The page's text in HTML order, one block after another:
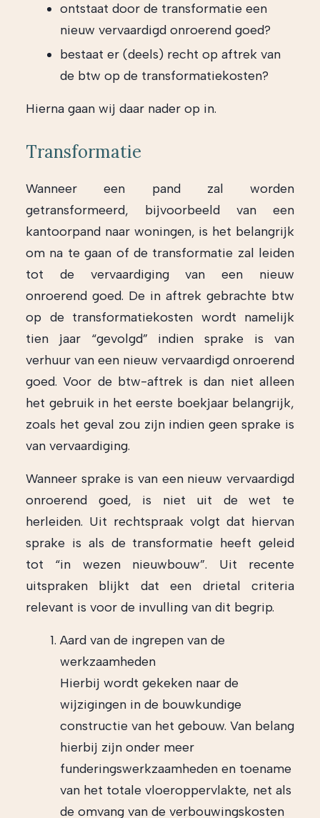
ontstaat door de transformatie een
nieuw vervaardigd onroerend goed?
bestaat er (deels) recht op aftrek van
de btw op de transformatiekosten?
Hierna gaan wij daar nader op in.
Transformatie
Wanneer een pand zal worden
getransformeerd, bijvoorbeeld van een
kantoorpand naar woningen, is het belangrijk
om na te gaan of de transformatie zal leiden
tot de vervaardiging van een nieuw
onroerend goed. De in aftrek gebrachte btw
op de transformatiekosten wordt namelijk
tien jaar “gevolgd” indien sprake is van
verhuur van een nieuw vervaardigd onroerend
goed. Voor de btw-aftrek is dan niet alleen
het gebruik in het eerste boekjaar belangrijk,
zoals het geval zou zijn indien geen sprake is
van vervaardiging.
Wanneer sprake is van een nieuw vervaardigd
onroerend goed, is niet uit de wet te
herleiden. Uit rechtspraak volgt dat hiervan
sprake is als de transformatie heeft geleid
tot “in wezen nieuwbouw”. Uit recente
uitspraken blijkt dat een drietal criteria
relevant is voor de invulling van dit begrip.
Aard van de ingrepen van de
werkzaamheden
Hierbij wordt gekeken naar de
wijzigingen in de bouwkundige
constructie van het gebouw. Van belang
hierbij zijn onder meer
funderingswerkzaamheden en toename
van het totale vloeroppervlakte, net als
de omvang van de verbouwingskosten